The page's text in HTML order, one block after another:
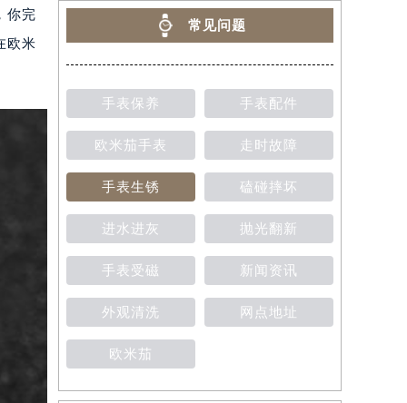
你完
欧米
常见问题
手表保养 手表配件
欧米茄手表 走时故障
手表生锈 磕碰摔坏
进水进灰 抛光翻新
手表受磁 新闻资讯
外观清洗 网点地址
欧米茄